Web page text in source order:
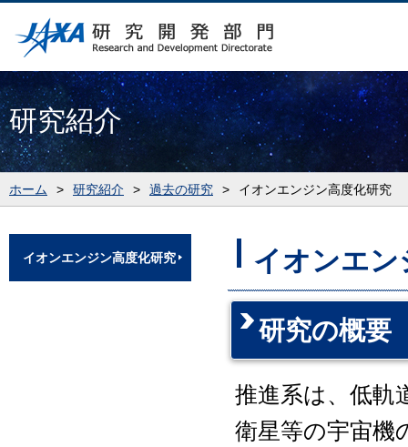
研究紹介
ホーム > 研究紹介 > 過去の研究 > イオンエンジン高度化研究
イオンエンジン高度化研究 イオンエン
研究の概要
推進系は、低軌
衛星等の宇宙機